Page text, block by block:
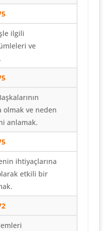
ilgili
ve
ve neden
anlamak.
ihtiyaçlarına
etkili bir